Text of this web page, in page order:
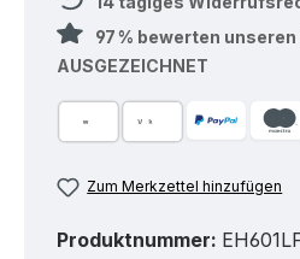
97 % bewerten unseren
AUSGEZEICHNET
Zum Merkzettel hinzufügen
Produktnummer: